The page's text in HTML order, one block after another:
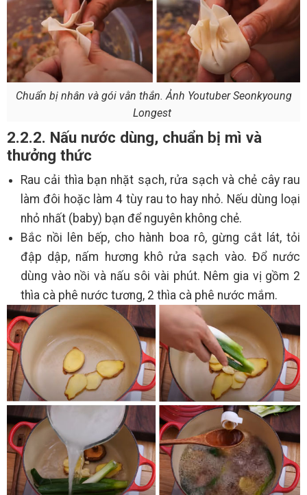
Chuẩn bị nhân và gói vằn thắn. Ảnh Youtuber Seonkyoung
Longest
2.2.2. Nấu nước dùng, chuẩn bị mì và
thưởng thức
Rau cải thìa bạn nhặt sạch, rửa sạch và chẻ cây rau
làm đôi hoặc làm 4 tùy rau to hay nhỏ. Nếu dùng loại
nhỏ nhất (baby) bạn để nguyên không chẻ.
Bắc nồi lên bếp, cho hành boa rô, gừng cắt lát, tỏi
đập dập, nấm hương khô rửa sạch vào. Đổ nước
dùng vào nồi và nấu sôi vài phút. Nêm gia vị gồm 2
thìa cà phê nước tương, 2 thìa cà phê nước mắm.